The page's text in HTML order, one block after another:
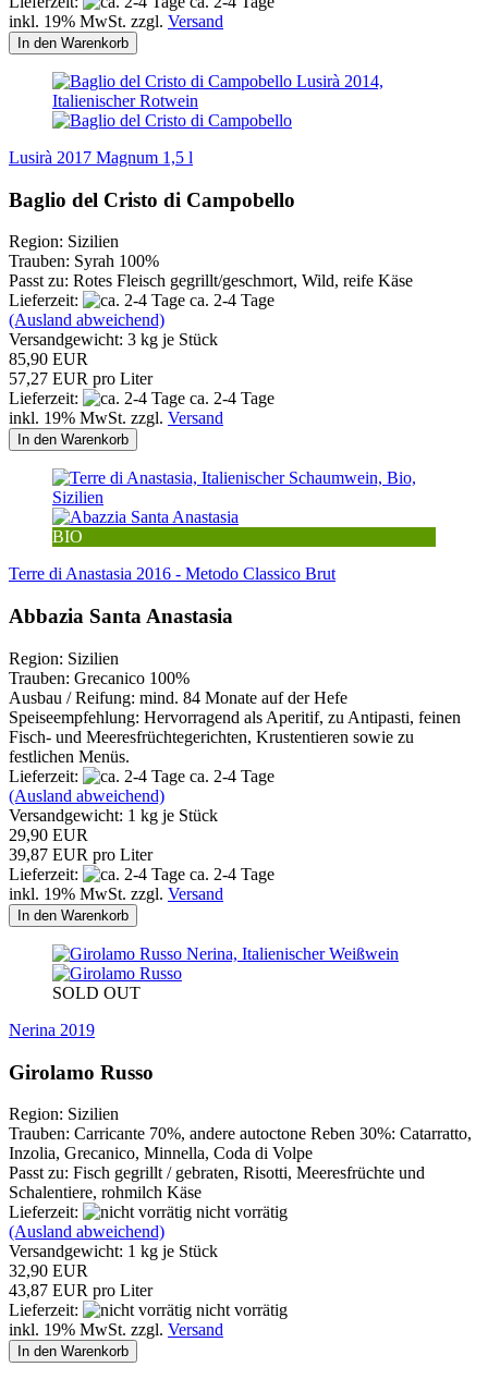
inkl. 19% MwSt. zzgl. Versand
In den Warenkorb
Lusirà 2017 Magnum 1,5 l
Baglio del Cristo di Campobello
Region: Sizilien
Trauben: Syrah 100%
Passt zu: Rotes Fleisch gegrillt/geschmort, Wild, reife Käse
Lieferzeit:
ca. 2-4 Tage
(Ausland abweichend)
Versandgewicht: 3 kg je Stück
85,90 EUR
57,27 EUR pro Liter
Lieferzeit:
ca. 2-4 Tage
inkl. 19% MwSt. zzgl. Versand
In den Warenkorb
BIO
Terre di Anastasia 2016 - Metodo Classico Brut
Abbazia Santa Anastasia
Region: Sizilien
Trauben: Grecanico 100%
Ausbau / Reifung: mind. 84 Monate auf der Hefe
Speiseempfehlung: Hervorragend als Aperitif, zu Antipasti, feinen
Fisch- und Meeresfrüchtegerichten, Krustentieren sowie zu
festlichen Menüs.
Lieferzeit:
ca. 2-4 Tage
(Ausland abweichend)
Versandgewicht: 1 kg je Stück
29,90 EUR
39,87 EUR pro Liter
Lieferzeit:
ca. 2-4 Tage
inkl. 19% MwSt. zzgl. Versand
In den Warenkorb
SOLD OUT
Nerina 2019
Girolamo Russo
Region: Sizilien
Trauben: Carricante 70%, andere autoctone Reben 30%: Catarratto,
Inzolia, Grecanico, Minnella, Coda di Volpe
Passt zu: Fisch gegrillt / gebraten, Risotti, Meeresfrüchte und
Schalentiere, rohmilch Käse
Lieferzeit:
nicht vorrätig
(Ausland abweichend)
Versandgewicht: 1 kg je Stück
32,90 EUR
43,87 EUR pro Liter
Lieferzeit:
nicht vorrätig
inkl. 19% MwSt. zzgl. Versand
In den Warenkorb